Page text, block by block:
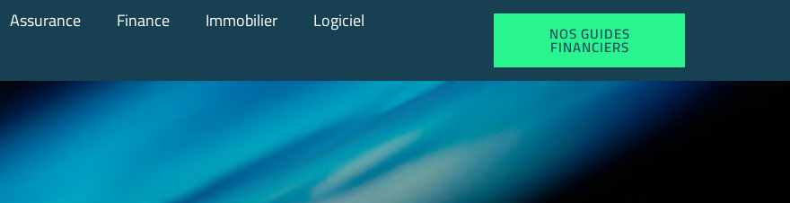
Assurance Finance Immobilier Logiciel NOS GUIDES
FINANCIERS